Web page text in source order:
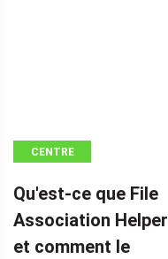
CENTRE
MINITOOL
Qu'est-ce que File
Association Helper
et comment le